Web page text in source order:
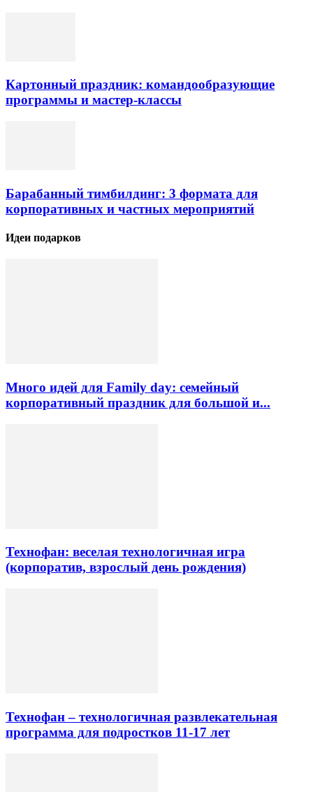
Картонный праздник: командообразующие
программы и мастер-классы
Барабанный тимбилдинг: 3 формата для
корпоративных и частных мероприятий
Идеи подарков
Много идей для Family day: семейный
корпоративный праздник для большой и...
Технофан: веселая технологичная игра
(корпоратив, взрослый день рождения)
Технофан – технологичная развлекательная
программа для подростков 11-17 лет